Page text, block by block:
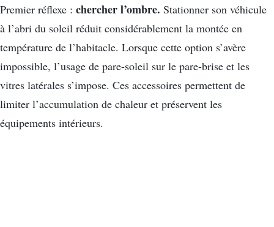
Premier réflexe : chercher l’ombre. Stationner son véhicule
à l’abri du soleil réduit considérablement la montée en
température de l’habitacle. Lorsque cette option s’avère
impossible, l’usage de pare-soleil sur le pare-brise et les
vitres latérales s’impose. Ces accessoires permettent de
limiter l’accumulation de chaleur et préservent les
équipements intérieurs.